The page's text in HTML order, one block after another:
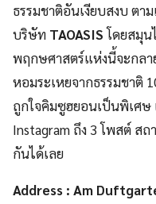
ธรรมชาติอันเงียบสงบ ตา
บริษัท TAOASISโดยสมุน
พฤกษศาสตร์แห่งนี้จะกล
หอมระเหยจากธรรมชาติ
ถูกใจคิมซูฮยอนเป็นพิเศษ
Instagram ถึง 3 โพสต์ ส
กันได้เลย
Address : Am